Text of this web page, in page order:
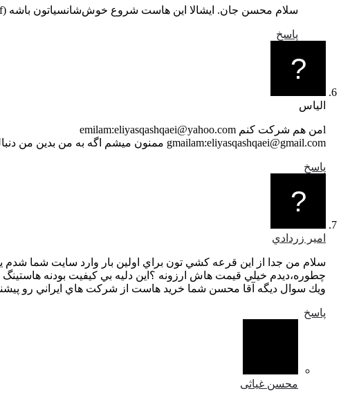
سلام محسن جان. ایشالا این هاست شروع خوش‌شانسیاتون باشه (f)
پاسخ
الیاس
lمن هم شرکت کنم emilam:eliyasqashqaei@yahoo.com
gmailam:eliyasqashqaei@gmail.com ممنون میشم اگه به من بدین من دنبال یک هاست خوبم یک سایت خوب میخوام بزنم ممنون میشم منم شرکت بدین
پاسخ
امير زردادي
سلام من جدا از اين قرعه كشي تون براي اولين بار وارد سايت شما شدم
چطوره،ديدم خيلي قيمت هاش ارزونه ؟اين دليه بي كيفيت بودنه
ويك سوال ديگه آقا محسن شما خريد هاست از شركت هاي ايراني رو پيشنهاد
پاسخ
محسن غیاثی